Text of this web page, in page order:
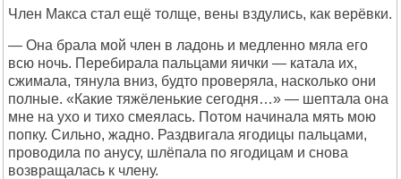
Член Макса стал ещё толще, вены вздулись, как верёвки.
— Она брала мой член в ладонь и медленно мяла его
всю ночь. Перебирала пальцами яички — катала их,
сжимала, тянула вниз, будто проверяла, насколько они
полные. «Какие тяжёленькие сегодня…» — шептала она
мне на ухо и тихо смеялась. Потом начинала мять мою
попку. Сильно, жадно. Раздвигала ягодицы пальцами,
проводила по анусу, шлёпала по ягодицам и снова
возвращалась к члену.